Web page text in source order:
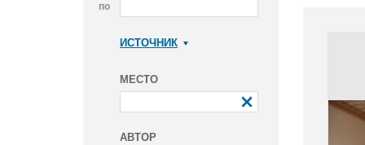
по
ИСТОЧНИК
МЕСТО
АВТОР